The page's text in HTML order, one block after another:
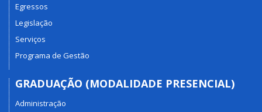
Egressos
Legislação
Serviços
Programa de Gestão
GRADUAÇÃO (MODALIDADE PRESENCIAL)
Administração